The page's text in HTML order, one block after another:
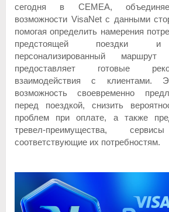
сегодня в CEMEA,
возможности VisaNet с данными
помогая определить намерения
предстоящей поездки и
персонализированный
предоставляет готовые
взаимодействия с клиентами.
возможность своевременно
перед поездкой, снизить
проблем при оплате, а также
тревел-преимущества,
соответствующие их потребностям.